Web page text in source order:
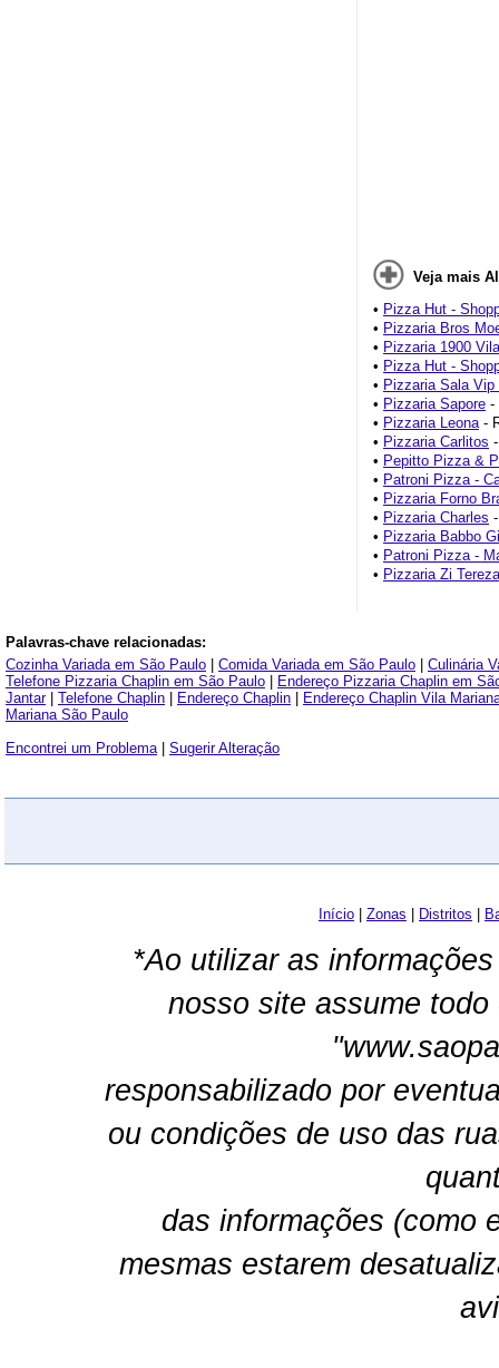
Veja mais
• Pizza Hut -
• Pizzaria Bros
• Pizzaria 1900
• Pizza Hut -
• Pizzaria Sala Vip
• Pizzaria Sapore -
• Pizzaria Leona-
• Pizzaria Carlitos
• Pepitto Pizza &
• Patroni Pizza -
• Pizzaria Forno
• Pizzaria Charles
• Pizzaria Babbo
• Patroni Pizza -
• Pizzaria Zi
Palavras-chave relacionadas:
Cozinha Variada em São Paulo
Comida Variada em São Paulo
Culinária
Telefone Pizzaria Chaplin em São Paulo
Endereço Pizzaria Chaplin em
Jantar| Telefone Chaplin Endereço Chaplin
Endereço Chaplin Vila
Mariana São Paulo
Encontrei um Problema| Sugerir Alteração
Início Zonas Distritos
*Ao utilizar as
nosso site assume
responsabilizado por
ou condições de uso das
das informações (como
mesmas estarem